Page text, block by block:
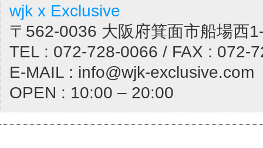
wjk x Exclusive
〒562-0036 大阪府箕面市船場西
TEL : 072-728-0066 / FAX : 072-
E-MAIL : info@wjk-exclusive.com
OPEN : 10:00 – 20:00